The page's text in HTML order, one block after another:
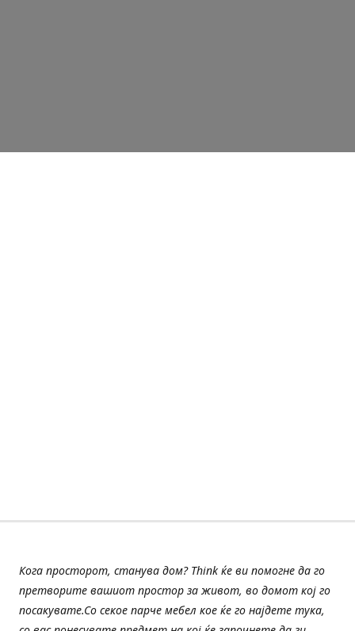
Кога просторот, станува дом? Think ќе ви помогне да го
претворите вашиот простор за живот, во домот кој го
посакувате.Со секое парче мебел кое ќе го најдете тука,